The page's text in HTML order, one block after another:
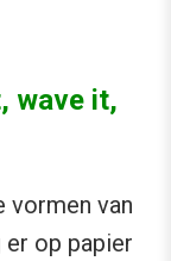
wave it,
vormen van
op papier